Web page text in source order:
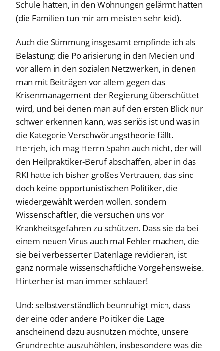
Schule hatten, in den Wohnungen gelärmt hatten
(die Familien tun mir am meisten sehr leid).
Auch die Stimmung insgesamt empfinde ich als
Belastung: die Polarisierung in den Medien und
vor allem in den sozialen Netzwerken, in denen
man mit Beiträgen vor allem gegen das
Krisenmanagement der Regierung überschüttet
wird, und bei denen man auf den ersten Blick nur
schwer erkennen kann, was seriös ist und was in
die Kategorie Verschwörungstheorie fällt.
Herrjeh, ich mag Herrn Spahn auch nicht, der will
den Heilpraktiker-Beruf abschaffen, aber in das
RKI hatte ich bisher großes Vertrauen, das sind
doch keine opportunistischen Politiker, die
wiedergewählt werden wollen, sondern
Wissenschaftler, die versuchen uns vor
Krankheitsgefahren zu schützen. Dass sie da bei
einem neuen Virus auch mal Fehler machen, die
sie bei verbesserter Datenlage revidieren, ist
ganz normale wissenschaftliche Vorgehensweise.
Hinterher ist man immer schlauer!
Und: selbstverständlich beunruhigt mich, dass
der eine oder andere Politiker die Lage
anscheinend dazu ausnutzen möchte, unsere
Grundrechte auszuhöhlen, insbesondere was die